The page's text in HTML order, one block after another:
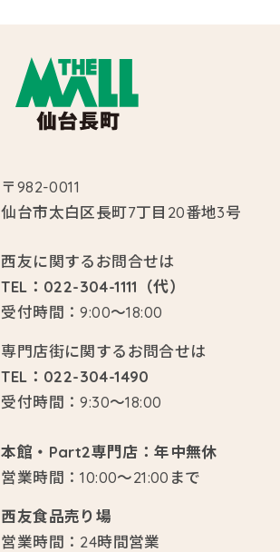
〒982-0011
仙台市太白区長町7丁目20番地3号
西友に関するお問合せは
TEL：022-304-1111（代）
受付時間：9:00～18:00
専門店街に関するお問合せは
TEL：022-304-1490
受付時間：9:30～18:00
本館・Part2専門店：年中無休
営業時間：10:00～21:00まで
西友食品売り場
営業時間：24時間営業